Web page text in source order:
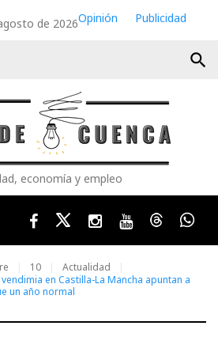
de 2026Opinión
Publicidad
search
economía y empleo
FacebookTwitterInstagram
YoutubeThreads
10
Actualidad
en Castilla-La Mancha apuntan a
un año normal